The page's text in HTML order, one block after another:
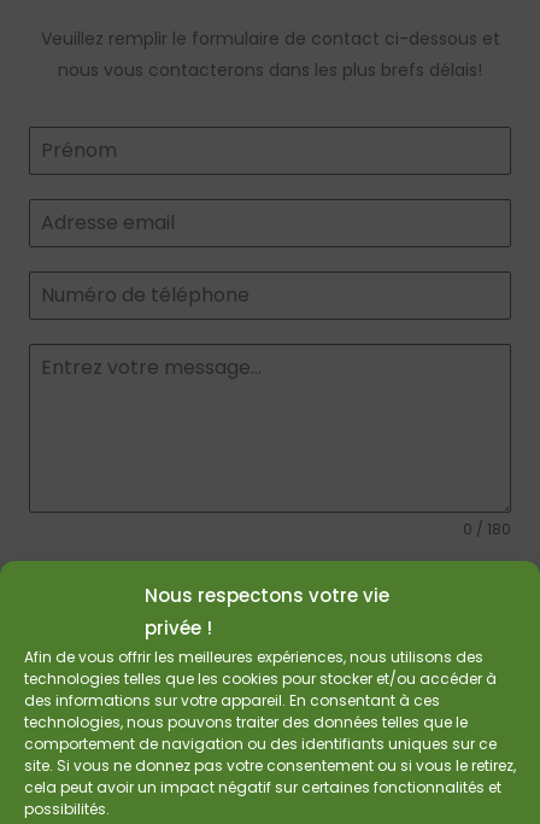
Nous respectons votre vie
privée !
Afin de vous offrir les meilleures expériences, nous utilisons des
technologies telles que les cookies pour stocker et/ou accéder à
des informations sur votre appareil. En consentant à ces
technologies, nous pouvons traiter des données telles que le
comportement de navigation ou des identifiants uniques sur ce
site. Si vous ne donnez pas votre consentement ou si vous le retirez,
cela peut avoir un impact négatif sur certaines fonctionnalités et
possibilités.
Veuillez remplir le formulaire de contact ci-dessous et
nous vous contacterons dans les plus brefs délais!
0 / 180
Envoyer Un Message
name-hny-34c4r
Emballages écologiques